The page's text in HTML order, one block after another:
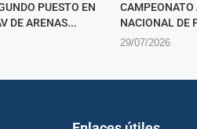
PUESTO EN
DE ARENAS...
CAMPEONATO
NACIONAL DE
29/07/2026